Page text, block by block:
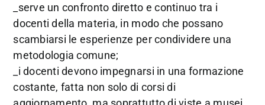
_serve un confronto diretto e continuo tra i
docenti della materia, in modo che possano
scambiarsi le esperienze per condividere una
metodologia comune;
_i docenti devono impegnarsi in una formazione
costante, fatta non solo di corsi di